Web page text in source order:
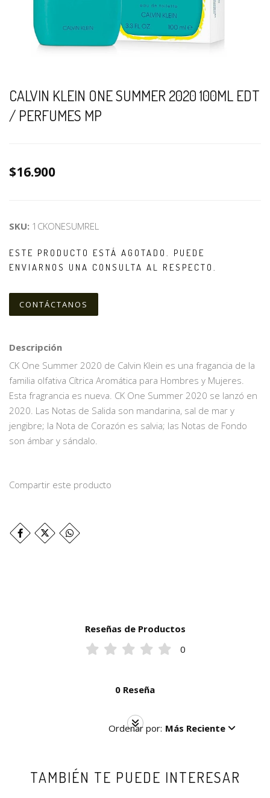
CALVIN KLEIN ONE SUMMER 2020 100ML EDT
/ PERFUMES MP
$16.900
SKU: 1CKONESUMREL
ESTE PRODUCTO ESTÁ AGOTADO. PUEDE
ENVIARNOS UNA CONSULTA AL RESPECTO.
CONTÁCTANOS
Descripción
CK One Summer 2020 de Calvin Klein es una fragancia de la
familia olfativa Cítrica Aromática para Hombres y Mujeres.
Esta fragrancia es nueva. CK One Summer 2020 se lanzó en
2020. Las Notas de Salida son mandarina, sal de mar y
jengibre; la Nota de Corazón es salvia; las Notas de Fondo
son ámbar y sándalo.
Compartir este producto
Reseñas de Productos
0
0 Reseña
Ordenar por: Más Reciente
TAMBIÉN TE PUEDE INTERESAR